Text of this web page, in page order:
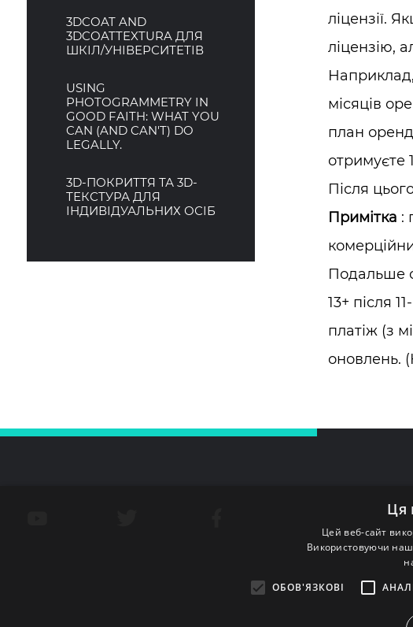
3DCOAT AND
3DCOATTEXTURA ДЛЯ
ШКІЛ/УНІВЕРСИТЕТІВ
USING
PHOTOGRAMMETRY IN
GOOD FAITH: WHAT YOU
CAN (AND CAN'T) DO
LEGALLY.
3D-ПОКРИТТЯ ТА 3D-
ТЕКСТУРА ДЛЯ
ІНДИВІДУАЛЬНИХ ОСІБ
ліцензії.
ліцензію,
місяців
план
отримуєте
Після
Примітка :
Подальше
13+ після
платіж (з
оновлень.
Ця
Цей веб-сайт
Використовуючи наш
ОБОВ'ЯЗКОВІ